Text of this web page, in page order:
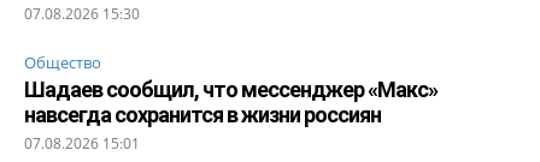
07.08.2026 15:30
Общество
Шадаев сообщил, что мессенджер «Макс»
навсегда сохранится в жизни россиян
07.08.2026 15:01